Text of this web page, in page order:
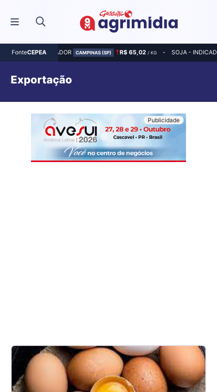
FonteCEPEA
MILHO - INDICADOR CAMPINAS (SP) R$ 65,02 / KG SOJA -
Exportação